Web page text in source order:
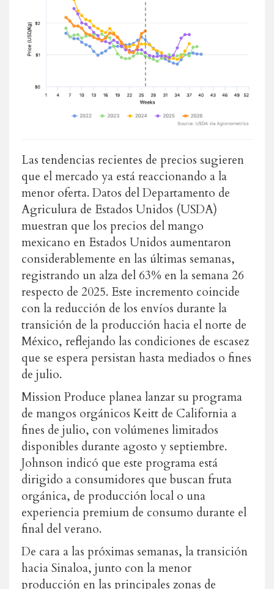
Las tendencias recientes de precios sugieren
que el mercado ya está reaccionando a la
menor oferta. Datos del Departamento de
Agriculura de Estados Unidos (USDA)
muestran que los precios del mango
mexicano en Estados Unidos aumentaron
considerablemente en las últimas semanas,
registrando un alza del 63% en la semana 26
respecto de 2025. Este incremento coincide
con la reducción de los envíos durante la
transición de la producción hacia el norte de
México, reflejando las condiciones de escasez
que se espera persistan hasta mediados o fines
de julio.
Mission Produce planea lanzar su programa
de mangos orgánicos Keitt de California a
fines de julio, con volúmenes limitados
disponibles durante agosto y septiembre.
Johnson indicó que este programa está
dirigido a consumidores que buscan fruta
orgánica, de producción local o una
experiencia premium de consumo durante el
final del verano.
De cara a las próximas semanas, la transición
hacia Sinaloa, junto con la menor
producción en las principales zonas de